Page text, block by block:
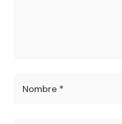
Nombre *